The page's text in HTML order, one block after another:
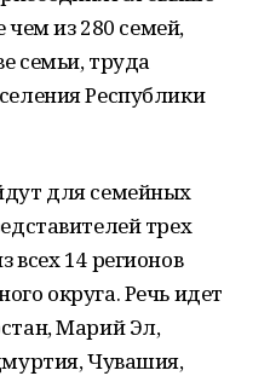
чем из 280 семей,
семьи, труда
Республики
для семейных
трех
14 регионов
округа. Речь идет
Марий Эл,
Чувашия,